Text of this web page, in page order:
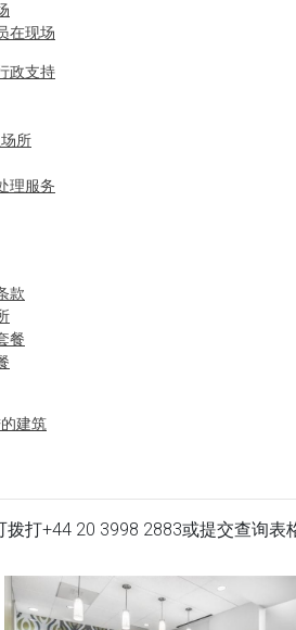
在现场
政支持
所
理服务
款
餐
建筑
拨打+44 20 3998 2883或提交查询表